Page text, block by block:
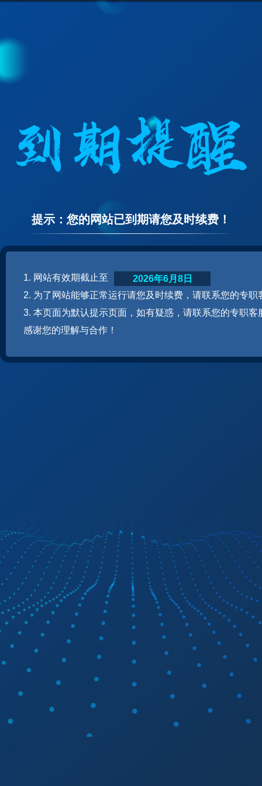
提示：您的网站已到期请您及时续费！
1. 网站有效期截止至
2. 为了网站能够正常运行请您及时续费，请联系您的专职
3. 本页面为默认提示页面，如有疑惑，请联系您的专职客
感谢您的理解与合作！
2026年6月8日